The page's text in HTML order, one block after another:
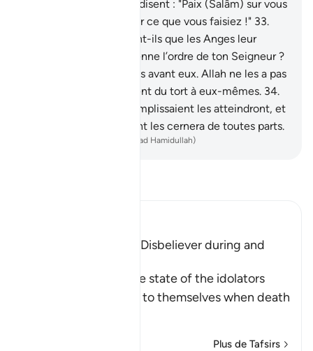
The Condition of the Disbeliever during and
Allah informs us of the state of the idolators
who are doing wrong to themselves when death
Plus de Tafsirs
bons - [les Anges leur] disent : "Paix (Salâm) sur vous
! Entrez au Paradis, pour ce que vous faisiez !" 33.
[Les infidèles] attendent-ils que les Anges leur
viennent, ou que survienne l’ordre de ton Seigneur ?
Ainsi agissaient les gens avant eux. Allah ne les a pas
lésés; mais ils se faisaient du tort à eux-mêmes. 34.
Les méfaits qu’ils accomplissaient les atteindront, et
ce dont ils se moquaient les cernera de toutes parts.
French Translation(Muhammad Hamidullah)